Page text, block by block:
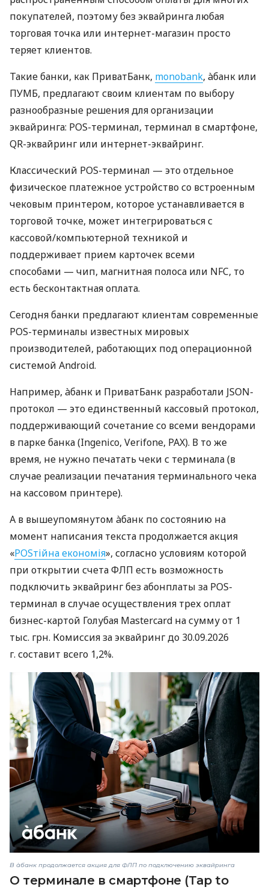
покупателей, поэтому без эквайринга любая
торговая точка или интернет-магазин просто
теряет клиентов.
Такие банки, как ПриватБанк, monobank, àбанк или
ПУМБ, предлагают своим клиентам по выбору
разнообразные решения для организации
эквайринга: POS-терминал, терминал в смартфоне,
QR-эквайринг или интернет-эквайринг.
Классический POS-терминал — это отдельное
физическое платежное устройство со встроенным
чековым принтером, которое устанавливается в
торговой точке, может интегрироваться с
кассовой/компьютерной техникой и
поддерживает прием карточек всеми
способами — чип, магнитная полоса или NFC, то
есть бесконтактная оплата.
Сегодня банки предлагают клиентам современные
POS-терминалы известных мировых
производителей, работающих под операционной
системой Android.
Например, àбанк и ПриватБанк разработали JSON-
протокол — это единственный кассовый протокол,
поддерживающий сочетание со всеми вендорами
в парке банка (Ingenico, Verifone, PAX). В то же
время, не нужно печатать чеки с терминала (в
случае реализации печатания терминального чека
на кассовом принтере).
А в вышеупомянутом àбанк по состоянию на
момент написания текста продолжается акция
«POSтійна економія», согласно условиям которой
при открытии счета ФЛП есть возможность
подключить эквайринг без абонплаты за POS-
терминал в случае осуществления трех оплат
бизнес-картой Голубая Mastercard на сумму от 1
тыс. грн. Комиссия за эквайринг до 30.09.2026
г. составит всего 1,2%.
В àбанк продолжается акция для ФЛП по подключению эквайринга
О терминале в смартфоне (Tap to